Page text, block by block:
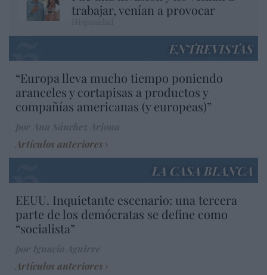
trabajar, venían a provocar
ENTREVISTAS
“Europa lleva mucho tiempo poniendo
aranceles y cortapisas a productos y
compañías americanas (y europeas)”
Artículos anteriores
LA CASA BLANCA
EEUU. Inquietante escenario: una tercera
parte de los demócratas se define como
“socialista”
Artículos anteriores